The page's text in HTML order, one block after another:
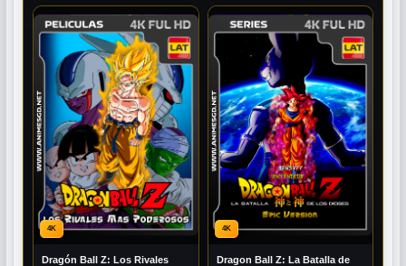
4K
Dragón Ball Z: Los Rivales
4K
Dragon Ball Z: La Batalla de